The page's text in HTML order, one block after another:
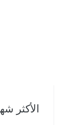
الأكثر